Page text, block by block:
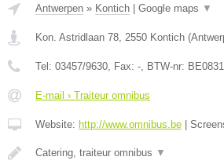
Antwerpen » Kontich Google maps ▼
Kon. Astridlaan 78, 2550 Kontich (
Tel: 03457/9630, Fax: -, BTW-nr:
E-mail › Traiteur omnibus
Website: http://www.omnibus.be
Catering, traiteur omnibus ▼